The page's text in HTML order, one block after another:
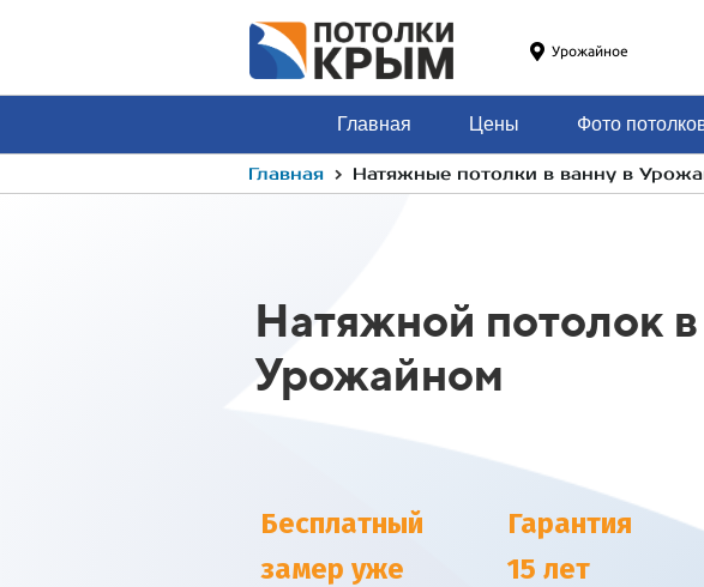
Урожайное
Главная Цены Фото
Главная › Натяжные потолки в ванну в
Натяжной потолок
Урожайном
Бесплатный
замер уже
Гарантия
15 лет